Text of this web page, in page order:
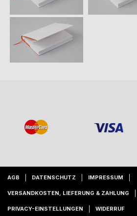
AGB DATENSCHUTZ IMPRESSUM
VERSANDKOSTEN, LIEFERUNG & ZAHLUNG
PRIVACY-EINSTELLUNGEN WIDERRUF